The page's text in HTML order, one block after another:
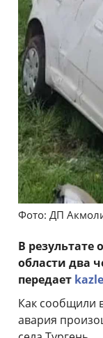
Фото: ДП
В
области два
передает
Как сообщили
авария